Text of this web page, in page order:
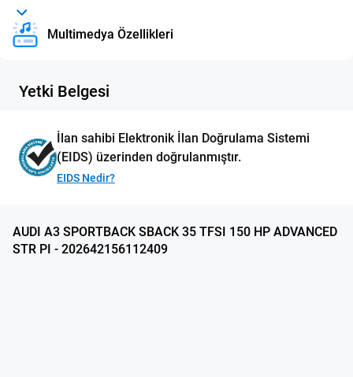
Multimedya Özellikleri
Yetki Belgesi
İlan sahibi Elektronik İlan Doğrulama Sistemi
(EIDS) üzerinden doğrulanmıştır.
EIDS Nedir?
AUDI A3 SPORTBACK SBACK 35 TFSI 150 HP ADVANCED
STR PI - 202642156112409